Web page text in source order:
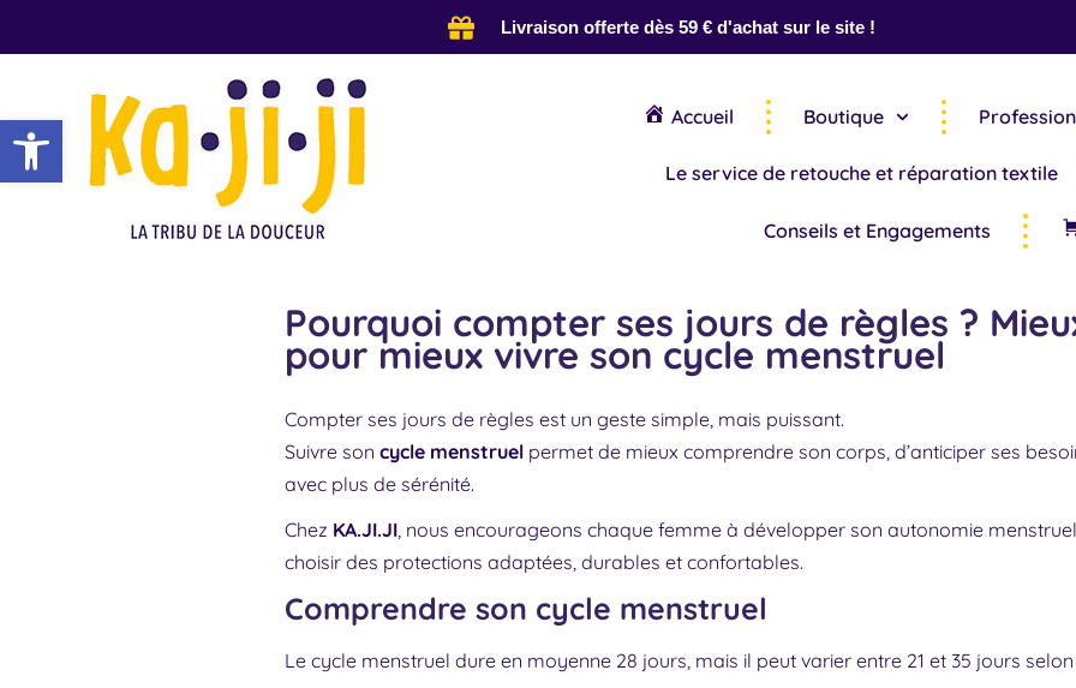
Ouvrir la barre d’outils
Livraison offerte dès 59 € d'achat sur le site !
Accueil Boutique
Le service de retouche et réparation textile
Conseils et Engagements
Pourquoi compter ses jours de règles ?
pour mieux vivre son cycle menstruel
Compter ses jours de règles est un geste simple, mais puissant.
Suivre son cycle menstruel permet de mieux comprendre son corps, d’anticiper ses
avec plus de sérénité.
Chez KA.JI.JI , nous encourageons chaque femme à développer son autonomie
choisir des protections adaptées, durables et confortables.
Comprendre son cycle menstruel
Le cycle menstruel dure en moyenne 28 jours, mais il peut varier entre 21 et 35 jours